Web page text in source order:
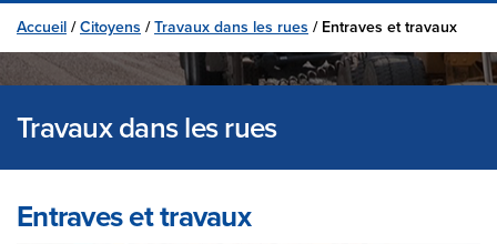
Accueil /Citoyens /Travaux dans les rues / Entraves et travaux
Travaux dans les rues
Entraves et travaux